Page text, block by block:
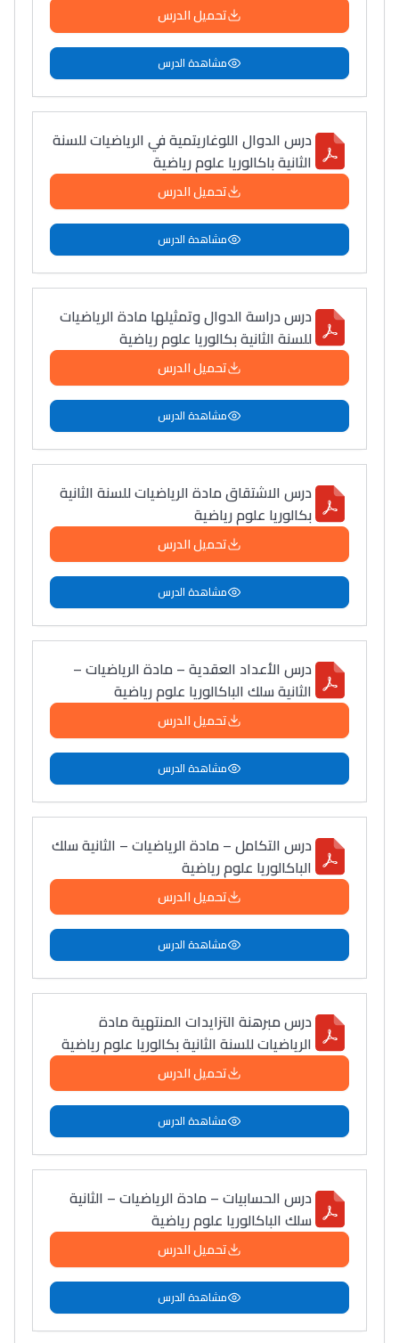
Lycée Maroc
تحميل الدرس
مشاهدة الدرس
درس الدوال اللوغاريتمية في الرياضيات للسنة
الثانية باكالوريا علوم رياضية
تحميل الدرس
مشاهدة الدرس
درس دراسة الدوال وتمثيلها مادة الرياضيات
للسنة الثانية بكالوريا علوم رياضية
تحميل الدرس
مشاهدة الدرس
درس الاشتقاق مادة الرياضيات للسنة الثانية
بكالوريا علوم رياضية
تحميل الدرس
مشاهدة الدرس
درس الأعداد العقدية – مادة الرياضيات –
الثانية سلك الباكالوريا علوم رياضية
تحميل الدرس
مشاهدة الدرس
درس التكامل – مادة الرياضيات – الثانية سلك
الباكالوريا علوم رياضية
تحميل الدرس
مشاهدة الدرس
درس مبرهنة التزايدات المنتهية مادة
الرياضيات للسنة الثانية بكالوريا علوم رياضية
تحميل الدرس
مشاهدة الدرس
درس الحسابيات – مادة الرياضيات – الثانية
سلك الباكالوريا علوم رياضية
تحميل الدرس
مشاهدة الدرس